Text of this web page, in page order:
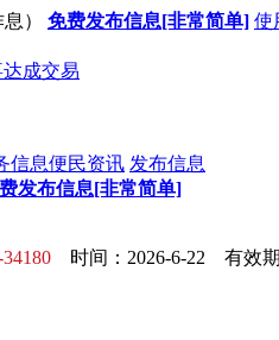
） 免费发布信息[非常简单] 使
信息便民资讯 发布信息
发布信息[非常简单]
34180 时间：2026-6-22 有效期